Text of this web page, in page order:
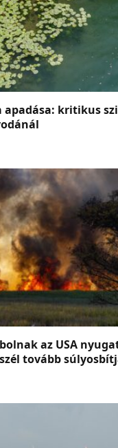
apadása: kritikus
az USA
tovább